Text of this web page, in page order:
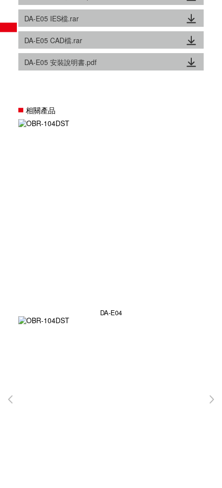
DA-E05 IES檔.rar
DA-E05 CAD檔.rar
DA-E05 安裝說明書.pdf
相關產品
DA-E04